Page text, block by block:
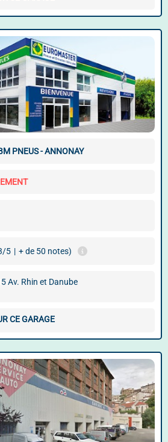
PNEUS - ANNONAY
5 | + de 50 notes)
Av. Rhin et Danube
CE GARAGE